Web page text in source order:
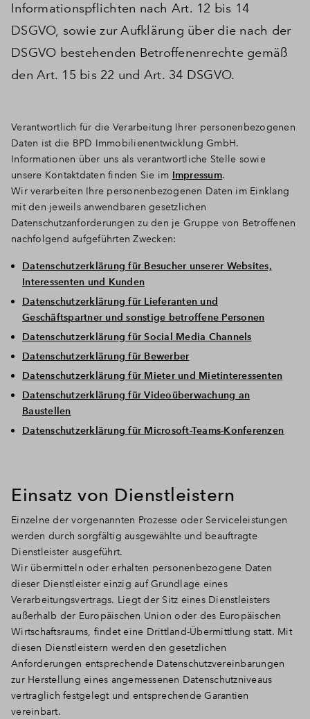
Informationspflichten nach Art. 12 bis 14
DSGVO, sowie zur Aufklärung über die nach der
DSGVO bestehenden Betroffenenrechte gemäß
den Art. 15 bis 22 und Art. 34 DSGVO.
Verantwortlich für die Verarbeitung Ihrer personenbezogenen
Daten ist die BPD Immobilienentwicklung GmbH.
Informationen über uns als verantwortliche Stelle sowie
unsere Kontaktdaten finden Sie im Impressum.
Wir verarbeiten Ihre personenbezogenen Daten im Einklang
mit den jeweils anwendbaren gesetzlichen
Datenschutzanforderungen zu den je Gruppe von Betroffenen
nachfolgend aufgeführten Zwecken:
Datenschutzerklärung für Besucher unserer Websites,
Interessenten und Kunden
Datenschutzerklärung für Lieferanten und
Geschäftspartner und sonstige betroffene Personen
Datenschutzerklärung für Social Media Channels
Datenschutzerklärung für Bewerber
Datenschutzerklärung für Mieter und Mietinteressenten
Datenschutzerklärung für Videoüberwachung an
Baustellen
Datenschutzerklärung für Microsoft-Teams-Konferenzen
Einsatz von Dienstleistern
Einzelne der vorgenannten Prozesse oder Serviceleistungen
werden durch sorgfältig ausgewählte und beauftragte
Dienstleister ausgeführt.
Wir übermitteln oder erhalten personenbezogene Daten
dieser Dienstleister einzig auf Grundlage eines
Verarbeitungsvertrags. Liegt der Sitz eines Dienstleisters
außerhalb der Europäischen Union oder des Europäischen
Wirtschaftsraums, findet eine Drittland-Übermittlung statt. Mit
diesen Dienstleistern werden den gesetzlichen
Anforderungen entsprechende Datenschutzvereinbarungen
zur Herstellung eines angemessenen Datenschutzniveaus
vertraglich festgelegt und entsprechende Garantien
vereinbart.